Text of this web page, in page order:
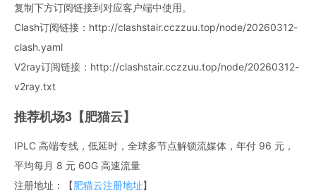
复制下方订阅链接到对应客户端中使用。
Clash订阅链接：http://clashstair.cczzuu.top/node/20260312-
clash.yaml
V2ray订阅链接：http://clashstair.cczzuu.top/node/20260312-
v2ray.txt
推荐机场3【肥猫云】
IPLC 高端专线，低延时，全球多节点解锁流媒体，年付 96 元，
平均每月 8 元 60G 高速流量
注册地址：【肥猫云注册地址】